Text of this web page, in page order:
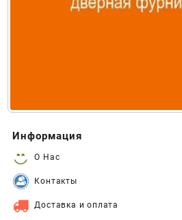
Информация
О Нас
Контакты
Доставка и оплата